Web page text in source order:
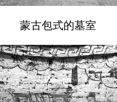
蒙古包式的墓室